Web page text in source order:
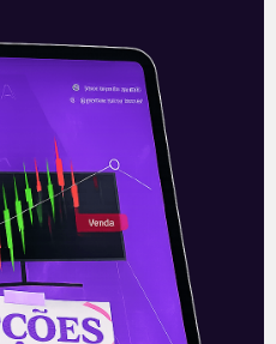
(LREN3)
maior varejista de
na noite desta
resultado referente